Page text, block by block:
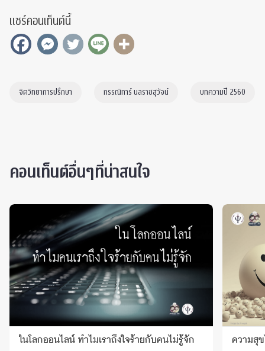
แชร์คอนเท็นต์นี้
จิตวิทยาการปรึกษา กรรณิการ์ นลราชสุวัจน์ บทความปี 2560
คอนเท็นต์อื่นๆที่น่าสนใจ
ในโลกออนไลน์ ทำไมเราถึงใจร้ายกับคนไม่รู้จัก ความสุ